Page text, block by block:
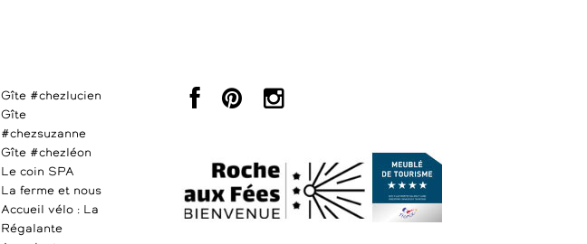
Gîte #chezlucien
Gîte
#chezsuzanne
Gîte #chezléon
Le coin SPA
La ferme et nous
Accueil vélo : La
Régalante